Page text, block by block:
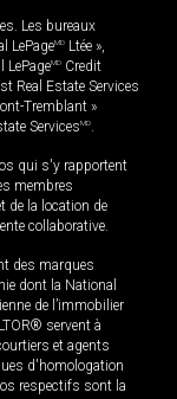
Les bureaux
LePageMD Ltée »,
LePageMD Credit
Real Estate Services
Tremblant »
ServicesMD.
qui s'y rapportent
membres
de la location de
collaborative.
des marques
dont la National
de l’immobilier
servent à
et agents
d'homologation
respectifs sont la